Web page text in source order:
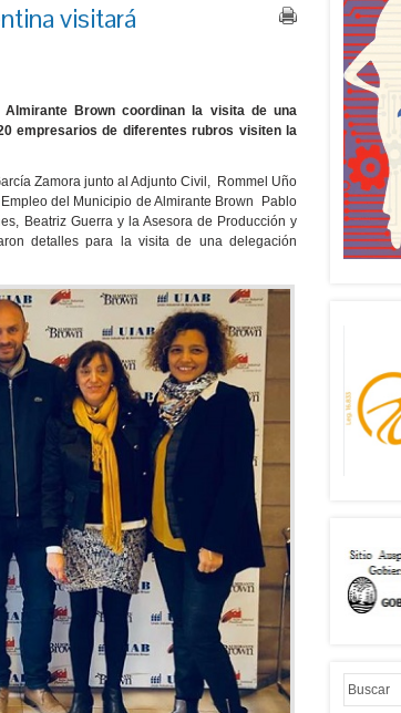
visitará
Brown coordinan la visita de una
empresarios de diferentes rubros visiten la
Zamora junto al Adjunto Civil, Rommel Uño
del Municipio de Almirante Brown Pablo
Beatriz Guerra y la Asesora de Producción y
detalles para la visita de una delegación